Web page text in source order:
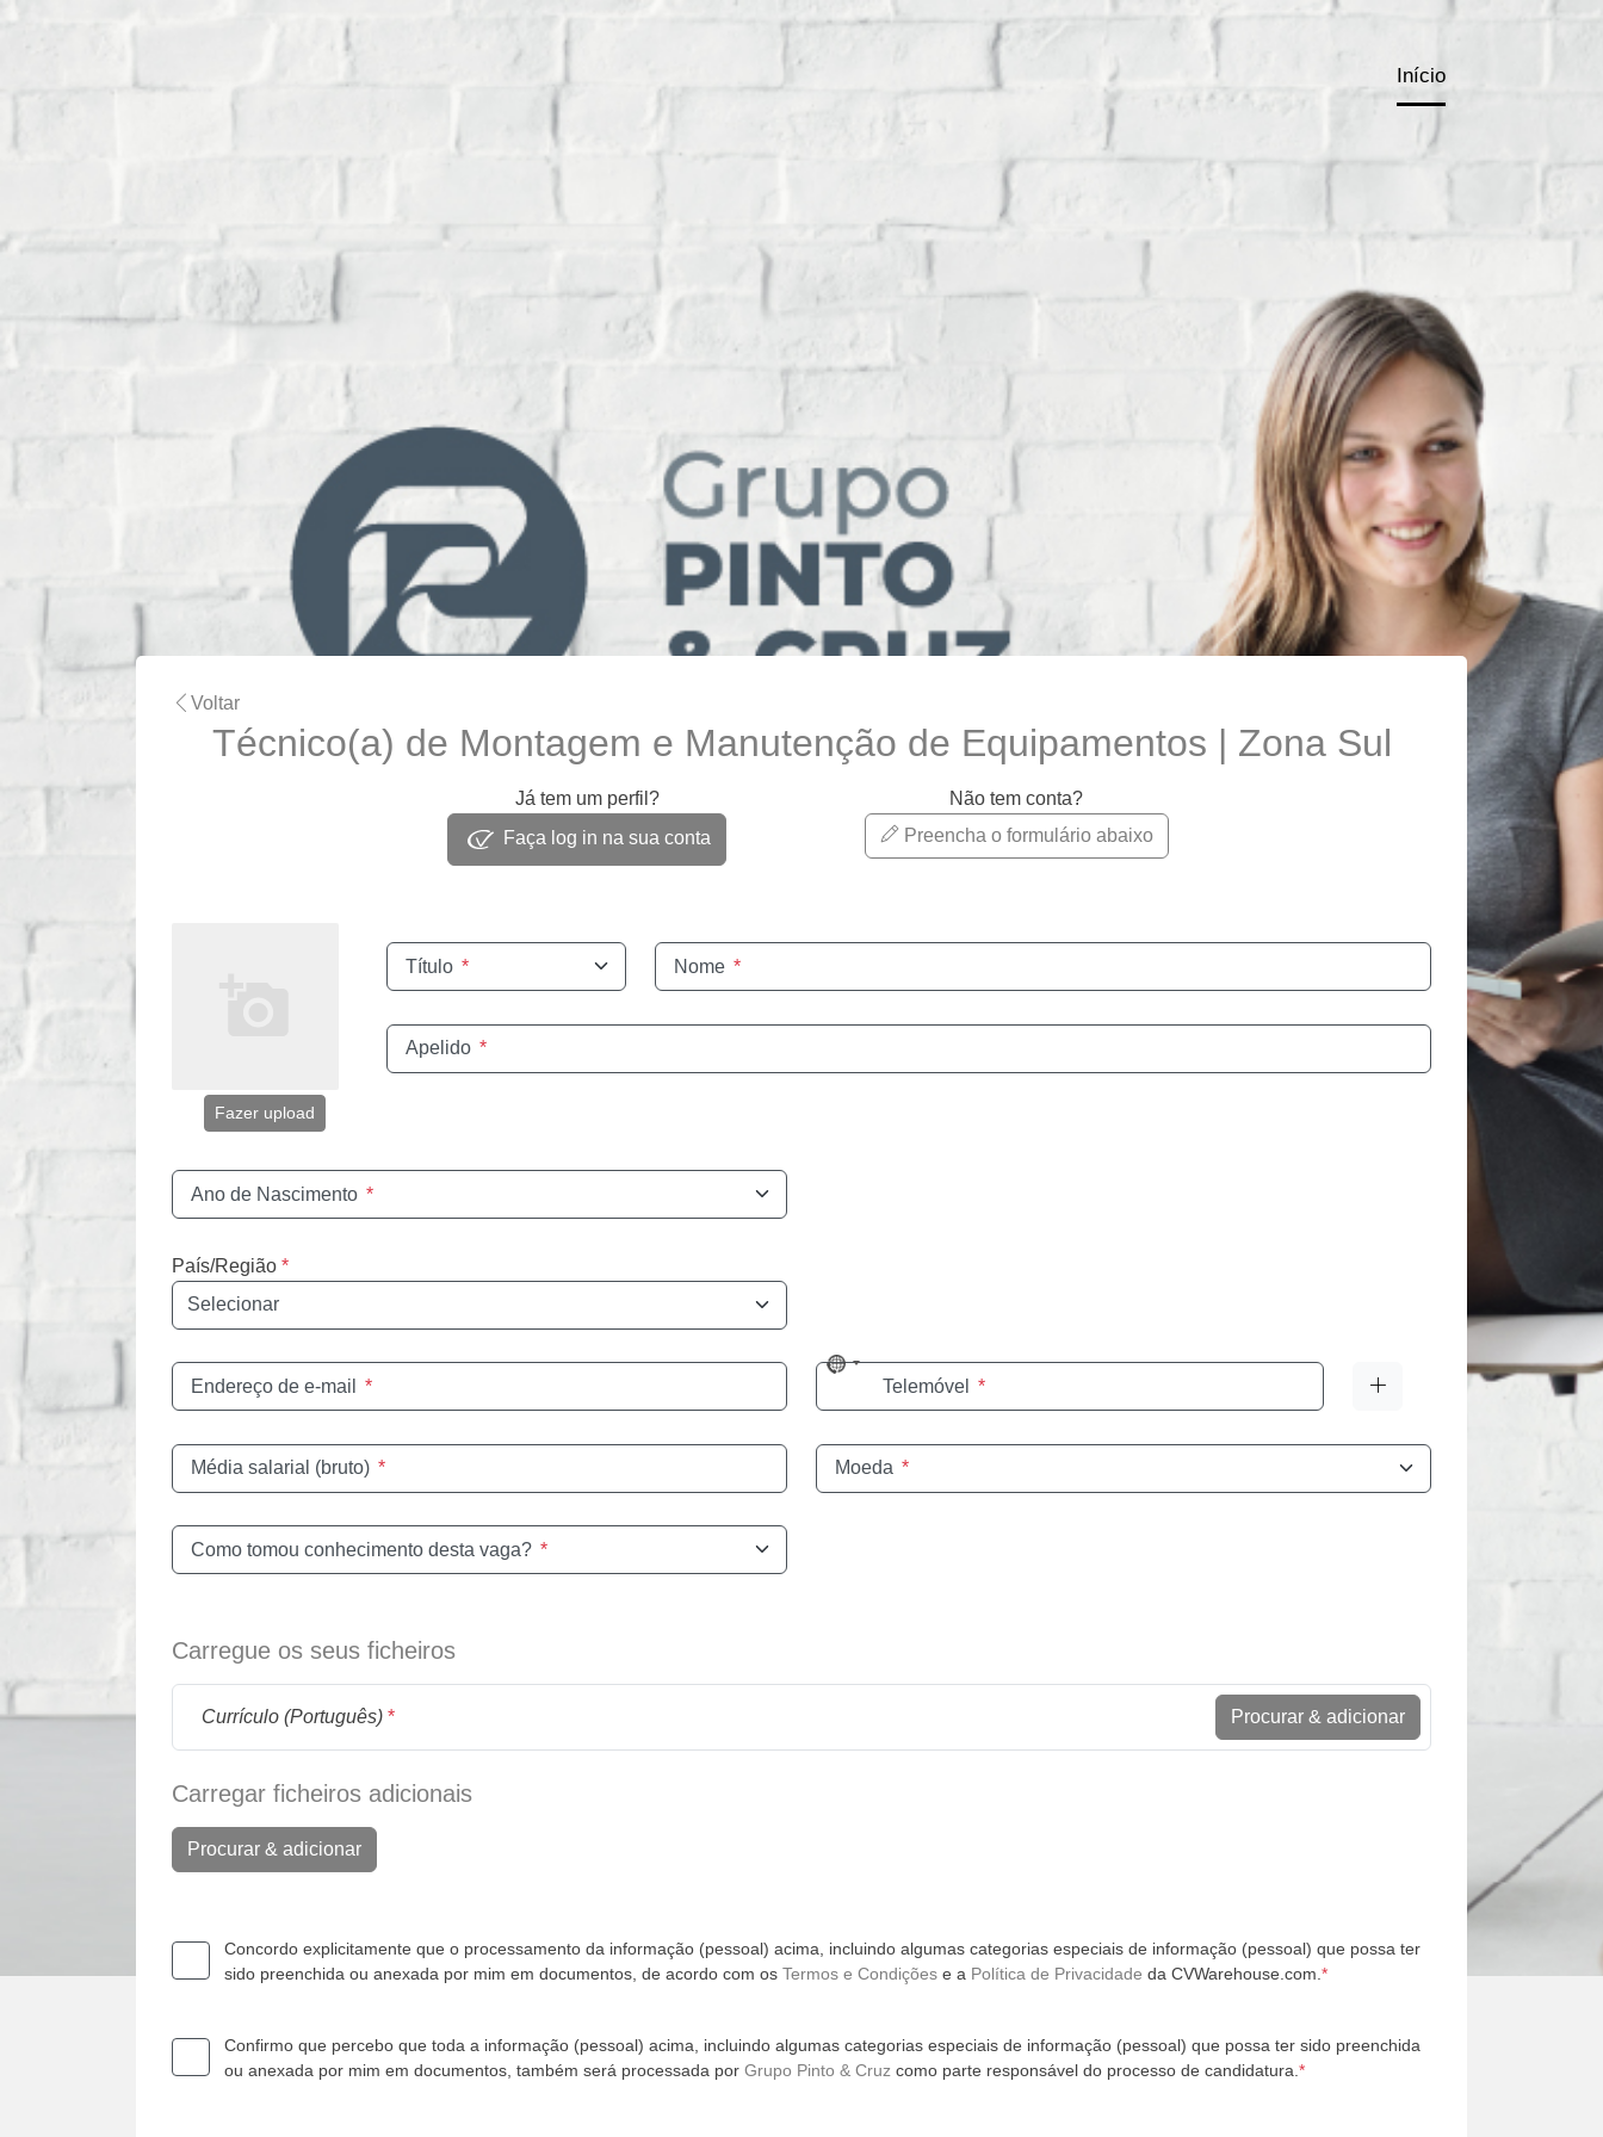
Início
Voltar
Técnico(a) de Montagem e Manutenção de Equipamentos | Zona Sul
Já tem um perfil?
Faça log in na sua conta
Não tem conta?
Preencha o formulário abaixo
Fazer upload
Título * Nome *
Apelido *
Ano de Nascimento *
País/Região *
Endereço de e-mail *
No
countryTelemóvel *
Média salarial (bruto) * Moeda *
Como tomou conhecimento desta vaga? *
Carregue os seus ficheiros
Currículo (Português) * Procurar & adicionar
Carregar ficheiros adicionais
Procurar & adicionar
Concordo explicitamente que o processamento da informação (pessoal) acima, incluindo algumas categorias especiais de informação (pessoal) que possa ter
sido preenchida ou anexada por mim em documentos, de acordo com os Termos e Condições e a Política de Privacidade da CVWarehouse.com. *
Confirmo que percebo que toda a informação (pessoal) acima, incluindo algumas categorias especiais de informação (pessoal) que possa ter sido preenchida
ou anexada por mim em documentos, também será processada por Grupo Pinto & Cruz como parte responsável do processo de candidatura. *